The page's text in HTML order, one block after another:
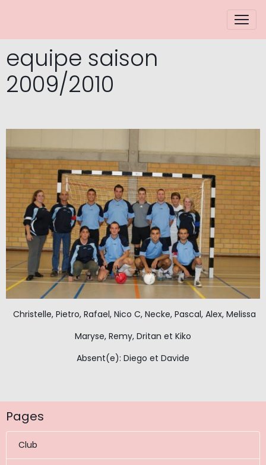
equipe saison
2009/2010
Christelle, Pietro, Rafael, Nico C, Necke, Pascal, Alex, Melissa
Maryse, Remy, Dritan et Kiko
Absent(e): Diego et Davide
Pages
Club